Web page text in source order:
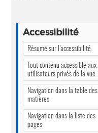
Accessibilité
Résumé sur l’accessibilité
Tout contenu accessible aux
utilisateurs privés de la vue
Navigation dans la table des
matières
Navigation dans la liste des
pages